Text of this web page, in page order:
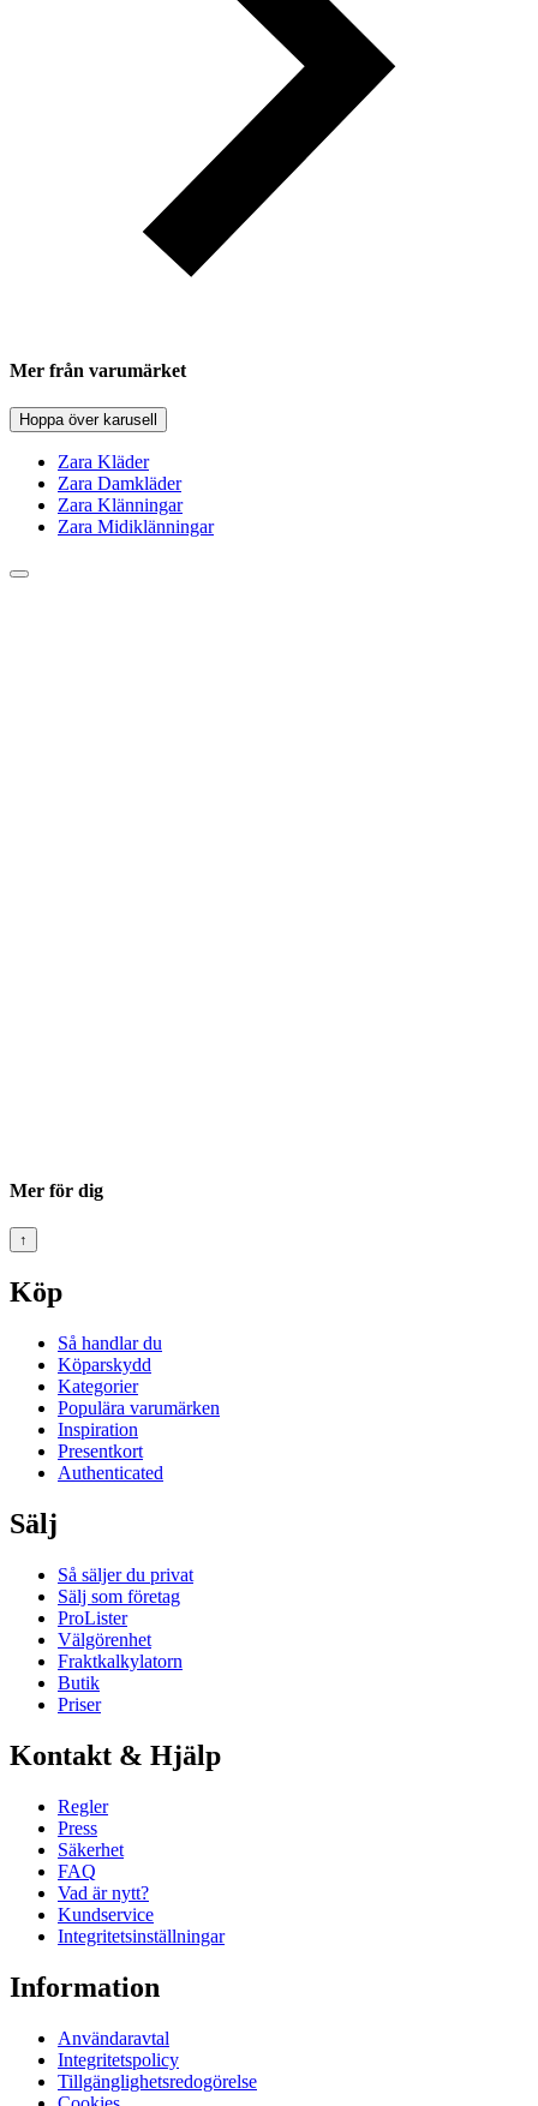
Mer från varumärket
Hoppa över karusell
Zara Kläder
Zara Damkläder
Zara Klänningar
Zara Midiklänningar
Mer för dig
↑
Köp
Så handlar du
Köparskydd
Kategorier
Populära varumärken
Inspiration
Presentkort
Authenticated
Sälj
Så säljer du privat
Sälj som företag
ProLister
Välgörenhet
Fraktkalkylatorn
Butik
Priser
Kontakt & Hjälp
Regler
Press
Säkerhet
FAQ
Vad är nytt?
Kundservice
Integritetsinställningar
Information
Användaravtal
Integritetspolicy
Tillgänglighetsredogörelse